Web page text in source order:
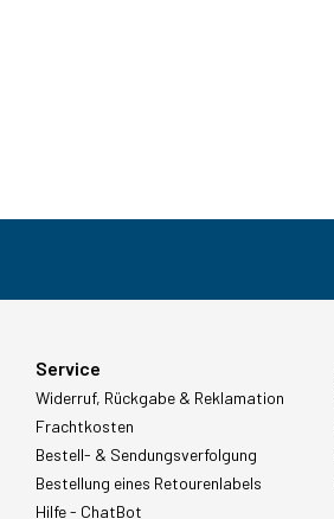
Service
Widerruf, Rückgabe & Reklamation
Frachtkosten
Bestell- & Sendungsverfolgung
Bestellung eines Retourenlabels
Hilfe - ChatBot